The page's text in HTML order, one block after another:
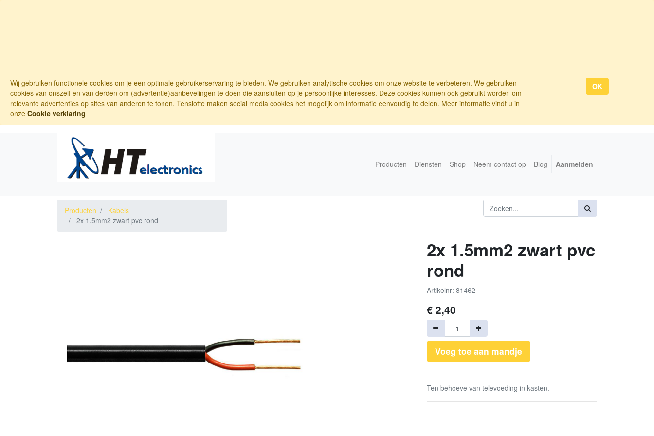
Wij gebruiken functionele cookies om je een optimale gebruikerservaring te bieden. We gebruiken analytische cookies om onze website te verbeteren. We gebruiken
cookies van onszelf en van derden om (advertentie)aanbevelingen te doen die aansluiten op je persoonlijke interesses. Deze cookies kunnen ook gebruikt worden om
relevante advertenties op sites van anderen te tonen. Tenslotte maken social media cookies het mogelijk om informatie eenvoudig te delen. Meer informatie vindt u in
onze Cookie verklaring
OK
Producten Diensten Shop Neem contact op Blog Aanmelden
Producten
Kabels
2x 1.5mm2 zwart pvc rond
2x 1.5mm2 zwart pvc
rond
Artikelnr: 81462
€ 2,40
Voeg toe aan mandje
Ten behoeve van televoeding in kasten.